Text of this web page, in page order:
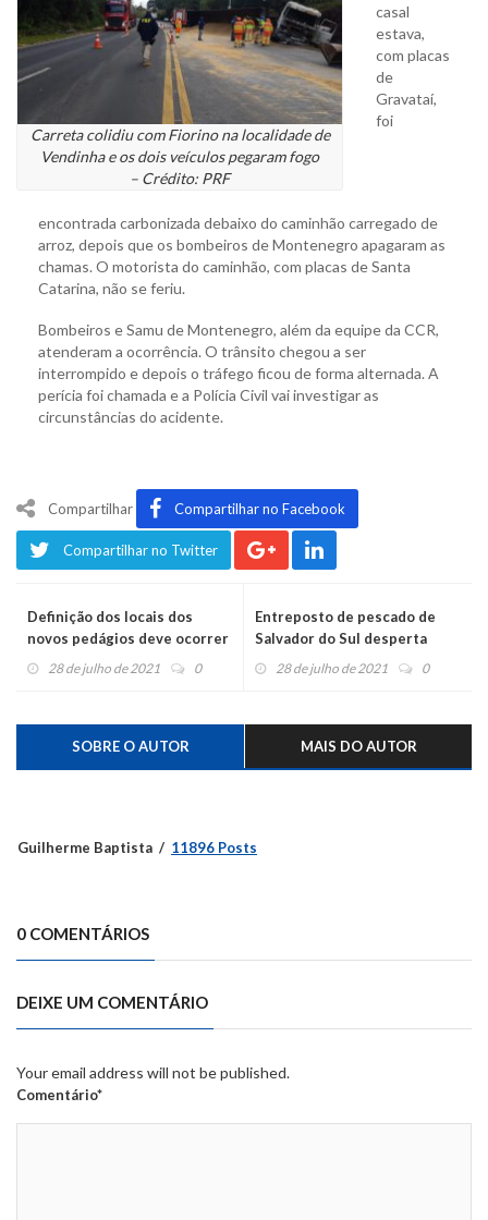
Carreta colidiu com Fiorino na localidade de
Vendinha e os dois veículos pegaram fogo
– Crédito: PRF
casal
estava,
com placas
de
Gravataí,
foi
encontrada carbonizada debaixo do caminhão carregado de
arroz, depois que os bombeiros de Montenegro apagaram as
chamas. O motorista do caminhão, com placas de Santa
Catarina, não se feriu.
Bombeiros e Samu de Montenegro, além da equipe da CCR,
atenderam a ocorrência. O trânsito chegou a ser
interrompido e depois o tráfego ficou de forma alternada. A
perícia foi chamada e a Polícia Civil vai investigar as
circunstâncias do acidente.
Compartilhar Compartilhar no Facebook
Compartilhar no Twitter
Definição dos locais dos
novos pedágios deve ocorrer
em agosto
28 de julho de 2021 0
Entreposto de pescado de
Salvador do Sul desperta
atenção de outros municípios
28 de julho de 2021 0
SOBRE O AUTOR MAIS DO AUTOR
Guilherme Baptista 11896 Posts
0 COMENTÁRIOS
DEIXE UM COMENTÁRIO
Your email address will not be published.
Comentário*